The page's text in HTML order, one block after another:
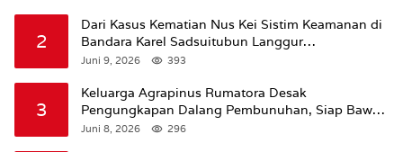
2
Dari Kasus Kematian Nus Kei Sistim Keamanan di
Bandara Karel Sadsuitubun Langgur
Dipertanyakan
Juni 9, 2026 393
3
Keluarga Agrapinus Rumatora Desak
Pengungkapan Dalang Pembunuhan, Siap Bawa
Kasus ke Komisi III DPR RI
Juni 8, 2026 296